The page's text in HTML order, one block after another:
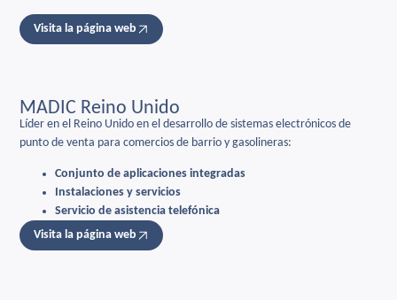
Visita la página web
MADIC Reino Unido
Líder en el Reino Unido en el desarrollo de sistemas electrónicos de
punto de venta para comercios de barrio y gasolineras:
Conjunto de aplicaciones integradas
Instalaciones y servicios
Servicio de asistencia telefónica
Visita la página web